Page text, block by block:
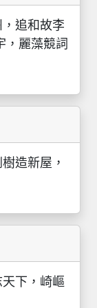
，追和故李
，麗藻競詞
造新屋，
天下，崎嶇